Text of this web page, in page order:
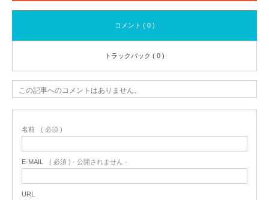
コメント ( 0 )
トラックバック ( 0 )
この記事へのコメントはありません。
名前 ( 必須 )
E-MAIL ( 必須 ) - 公開されません -
URL